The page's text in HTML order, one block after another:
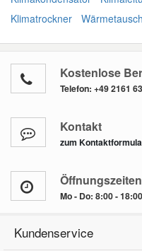
Klimatrockner
Kostenlose
Telefon: +49 2161
Kontakt
zum
Öffnungszeiten
Mo - Do: 8:00 -
Kundenservice